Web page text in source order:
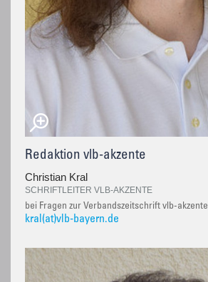
Redaktion vlb-akzente
Christian Kral
SCHRIFTLEITER VLB-AKZENTE
bei Fragen zur Verbandszeitschrift vlb-akzente
kral(at)vlb-bayern.de